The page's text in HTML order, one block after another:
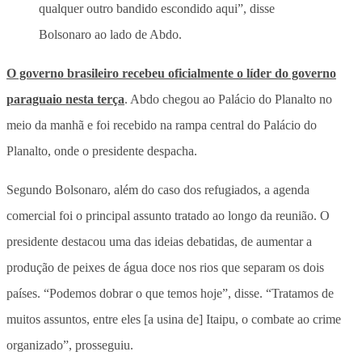
qualquer outro bandido escondido aqui”, disse
Bolsonaro ao lado de Abdo.
O governo brasileiro recebeu oficialmente o líder do governo
paraguaio nesta terça. Abdo chegou ao Palácio do Planalto no
meio da manhã e foi recebido na rampa central do Palácio do
Planalto, onde o presidente despacha.
Segundo Bolsonaro, além do caso dos refugiados, a agenda
comercial foi o principal assunto tratado ao longo da reunião. O
presidente destacou uma das ideias debatidas, de aumentar a
produção de peixes de água doce nos rios que separam os dois
países. “Podemos dobrar o que temos hoje”, disse. “Tratamos de
muitos assuntos, entre eles [a usina de] Itaipu, o combate ao crime
organizado”, prosseguiu.